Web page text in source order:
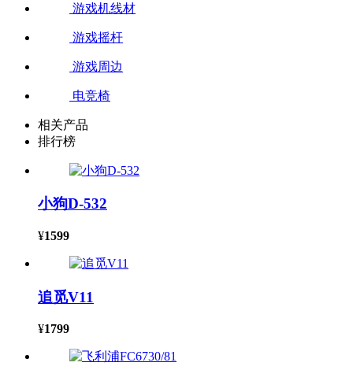
游戏机线材
游戏摇杆
游戏周边
电竞椅
相关产品
排行榜
小狗D-532
¥1599
追觅V11
¥1799